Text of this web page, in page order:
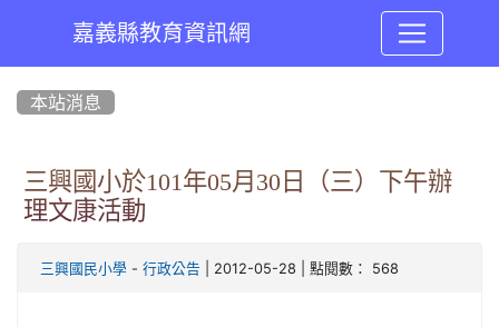
嘉義縣教育資訊網
本站消息
三興國小於101年05月30日（三）下午辦
理文康活動
三興國民小學 - 行政公告 | 2012-05-28 | 點閱數： 568